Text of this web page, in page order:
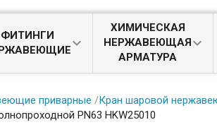
ФИТИНГИ
ХИМИЧЕСКАЯ
НЕРЖАВЕЮЩАЯ
АРМАТУРА
приварные /Кран шаровой
PN63 HKW25010